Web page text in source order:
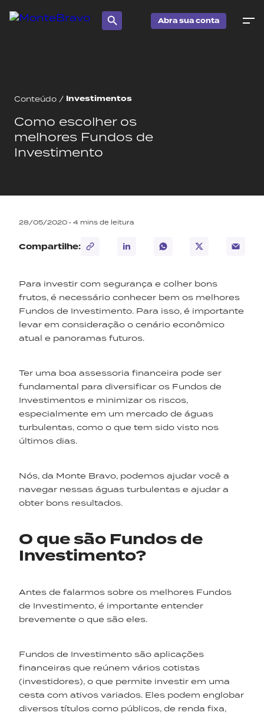
Abra sua conta
Conteúdo / Investimentos
Como escolher os
melhores Fundos de
Investimento
28/05/2020 • 4 mins de leitura
Compartilhe:
Para investir com segurança e colher bons
frutos, é necessário conhecer bem os melhores
Fundos de Investimento. Para isso, é importante
levar em consideração o cenário econômico
atual e panoramas futuros.
Ter uma boa assessoria financeira pode ser
fundamental para diversificar os Fundos de
Investimentos e minimizar os riscos,
especialmente em um mercado de águas
turbulentas, como o que tem sido visto nos
últimos dias.
Nós, da Monte Bravo, podemos ajudar você a
navegar nessas águas turbulentas e ajudar a
obter bons resultados.
O que são Fundos de
Investimento?
Antes de falarmos sobre os melhores Fundos
de Investimento, é importante entender
brevemente o que são eles.
Fundos de Investimento são aplicações
financeiras que reúnem vários cotistas
(investidores), o que permite investir em uma
cesta com ativos variados. Eles podem englobar
diversos títulos como públicos, de renda fixa,